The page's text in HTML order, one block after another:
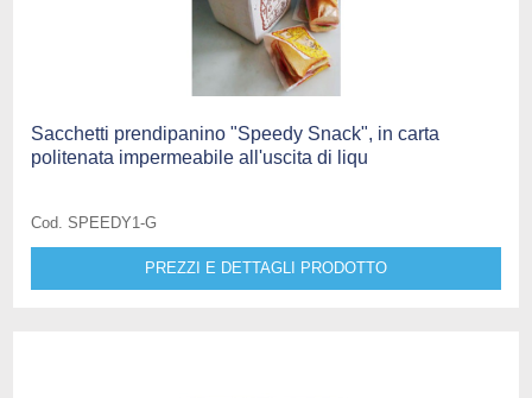
Sacchetti prendipanino "Speedy Snack", in carta
politenata impermeabile all'uscita di liqu
Cod. SPEEDY1-G
PREZZI E DETTAGLI PRODOTTO